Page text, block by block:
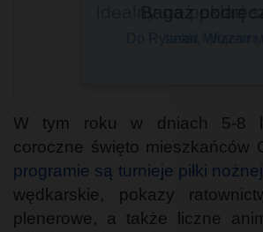
Bagaż
Do Ryanair, Wizzair i
W tym roku w dniach 5-8
coroczne święto
programie są turnieje piłki
wędkarskie, pokazy
plenerowe, a także liczne